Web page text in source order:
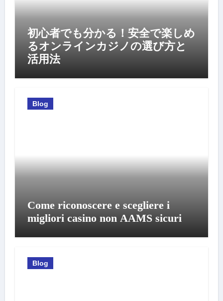
初心者でも分かる！安全で楽しめ
るオンラインカジノの選び方と
活用法
Blog
Come riconoscere e scegliere i
migliori casino non AAMS sicuri
Blog